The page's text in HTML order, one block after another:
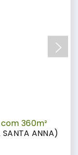
360m²
SANTA ANNA)